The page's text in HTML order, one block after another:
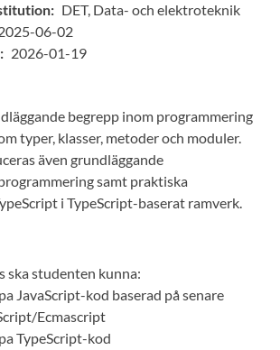
DET, Data- och elektroteknik
06-02
2026-01-19
begrepp inom programmering
typer, klasser, metoder och moduler.
även grundläggande
samt praktiska
i TypeScript-baserat ramverk.
ska studenten kunna:
JavaScript-kod baserad på senare
Ecmascript
TypeScript-kod